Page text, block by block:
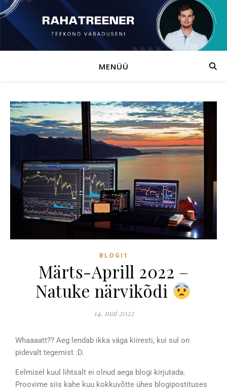
MENÜÜ
BLOGI1
Märts-Aprill 2022 –
Natuke närvikõdi
14. mai 2022
Whaaaatt?? Aeg lendab ikka väga kiiresti, kui sul on
pidevalt tegemist :D.
Eelmisel kuul lihtsalt ei olnud aega blogi kirjutada.
Proovime siis kahe kuu kokkuvõtte ühes blogipostituses